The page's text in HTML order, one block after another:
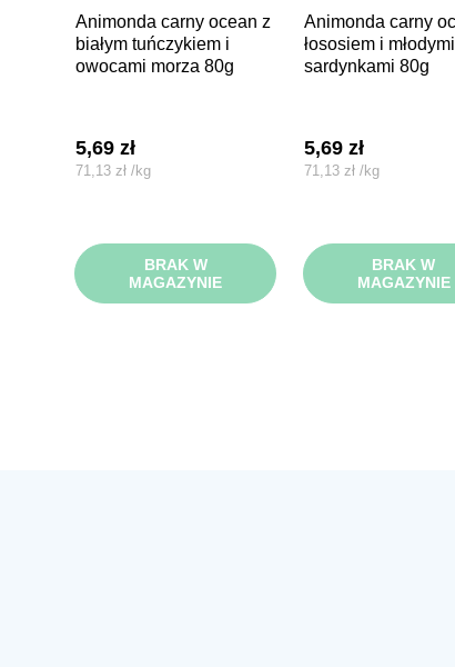
animonda carny ocean z
białym tuńczykiem i
owocami morza 80g
5,69zł
71,13 zł /kg
BRAK W
MAGAZYNIE
animonda carny ocean z
łososiem i młodymi
sardynkami 80g
5,69 zł
71,13 zł /kg
BRAK W
MAGAZYNIE